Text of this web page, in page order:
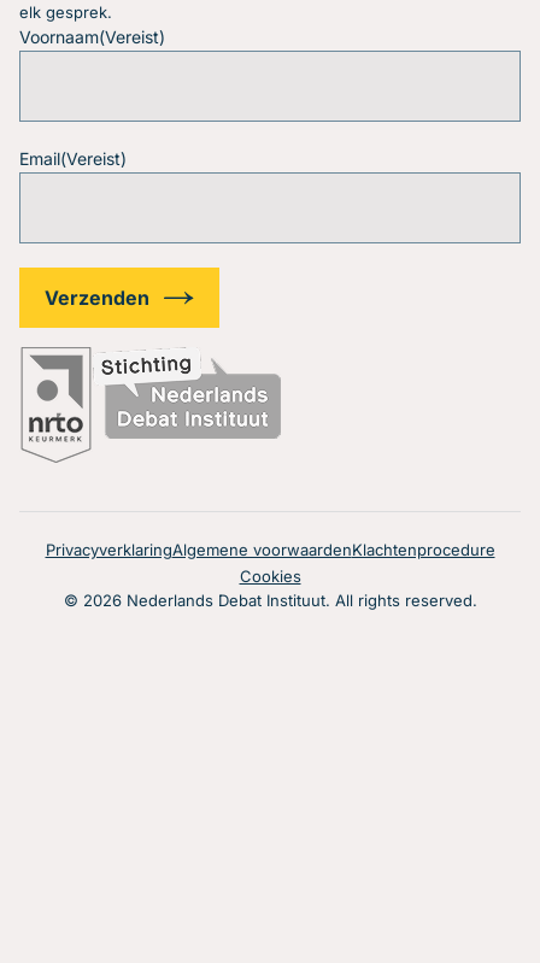
elk gesprek.
Voornaam(Vereist)
Email(Vereist)
PrivacyverklaringAlgemene voorwaardenKlachtenprocedure
Cookies
© 2026 Nederlands Debat Instituut. All rights reserved.